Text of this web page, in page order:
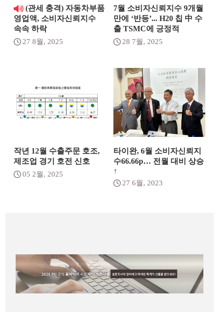
(관세 충격) 자동차부품
영업액, 소비자신뢰지수
속속 하락
27 8월, 2025
7월 소비자신뢰지수 9개월
만에 ‘반등’... H20 칩 中 수
출 TSMC에 긍정적
28 7월, 2025
작년 12월 수출주문 호조,
제조업 경기 호전 신호
05 2월, 2025
타이완, 6월 소비자신뢰지
수66.66p… 전월 대비 상승
↑
27 6월, 2023